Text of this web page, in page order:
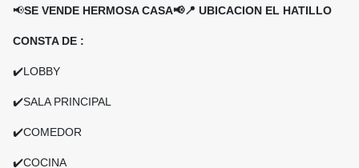
📢SE VENDE HERMOSA CASA📢📍 UBICACION EL HATILLO
CONSTA DE :
✔️LOBBY
✔️SALA PRINCIPAL
✔️COMEDOR
✔️COCINA